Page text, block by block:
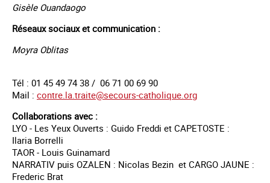
Gisèle Ouandaogo
Réseaux sociaux et communication :
Moyra Oblitas
Tél : 01 45 49 74 38 / 06 71 00 69 90
Mail : contre.la.traite@secours-catholique.org
Collaborations avec :
LYO - Les Yeux Ouverts : Guido Freddi et CAPETOSTE :
Ilaria Borrelli
TAOR - Louis Guinamard
NARRATIV puis OZALEN : Nicolas Bezin et CARGO JAUNE :
Frederic Brat